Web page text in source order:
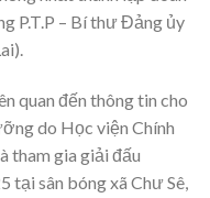
P.T.P – Bí thư Đảng ủy
quan đến thông tin cho
do Học viện Chính
tham gia giải đấu
tại sân bóng xã Chư Sê,